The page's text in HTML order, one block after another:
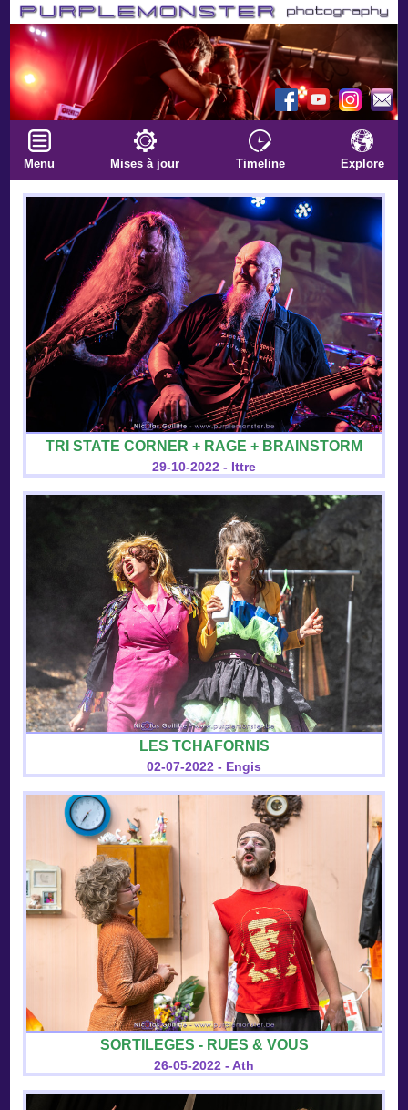
Menu Mises à jour Timeline Explore
TRI STATE CORNER + RAGE + BRAINSTORM
29-10-2022 - Ittre
LES TCHAFORNIS
02-07-2022 - Engis
SORTILEGES - RUES & VOUS
26-05-2022 - Ath